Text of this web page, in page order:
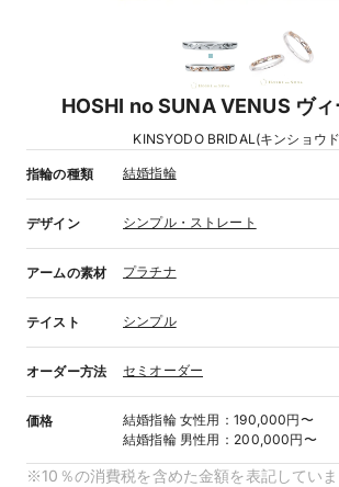
HOSHI no SUNA VENUS ヴ
KINSYODO BRIDAL(キンショウ
指輪の種類 結婚指輪
デザイン シンプル・ストレート
アームの素材 プラチナ
テイスト シンプル
オーダー方法 セミオーダー
価格 結婚指輪 女性用 ：190,000円〜
結婚指輪 男性用 ： 200,000円〜
※10％の消費税を含めた金額を表記していま